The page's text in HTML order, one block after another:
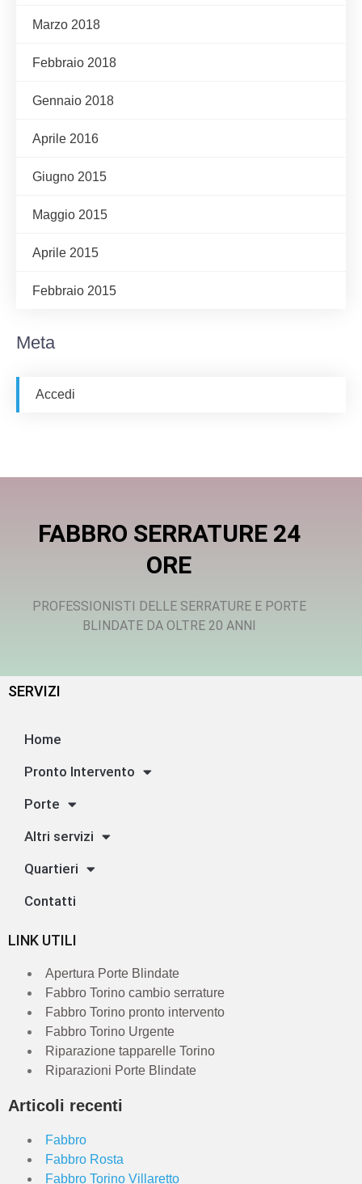
Marzo 2018
Febbraio 2018
Gennaio 2018
Aprile 2016
Giugno 2015
Maggio 2015
Aprile 2015
Febbraio 2015
Meta
Accedi
FABBRO SERRATURE 24
ORE
PROFESSIONISTI DELLE SERRATURE E PORTE
BLINDATE DA OLTRE 20 ANNI
SERVIZI
Home
Pronto Intervento
Porte
Altri servizi
Quartieri
Contatti
LINK UTILI
Apertura Porte Blindate
Fabbro Torino cambio serrature
Fabbro Torino pronto intervento
Fabbro Torino Urgente
Riparazione tapparelle Torino
Riparazioni Porte Blindate
Articoli recenti
Fabbro
Fabbro Rosta
Fabbro Torino Villaretto